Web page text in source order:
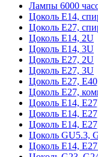
Лампы 6000
Цоколь Е14,
Цоколь Е27,
Цоколь Е14, 2U
Цоколь Е14, 3U
Цоколь Е27, 2U
Цоколь Е27, 3U
Цоколь Е27,
Цоколь Е27,
Цоколь Е14,
Цоколь Е14,
Цоколь Е14,
Цоколь GU5.3,
Цоколь Е14,